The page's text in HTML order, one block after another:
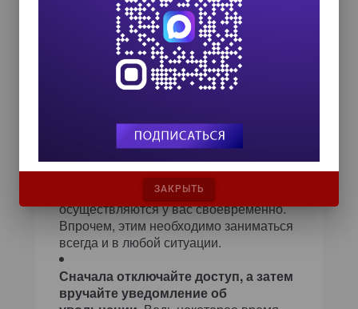
Сегодня у большинства компаний
имеется более одного
пользовательского каталога.
А управлению жизненным циклом
пользователей зачастую уделяется
в ходе проверок можно обнаружить
десятки активных учетных записей
сотрудников, которые уже покинули
компанию. Убедитесь в том, что смена
паролей и блокировка учетных записей
осуществляются у вас своевременно.
Впрочем, этим необходимо заниматься
всегда и в любой ситуации.
Сначала отключайте доступ, а затем
вручайте уведомление об
ЗАКРЫТЬ